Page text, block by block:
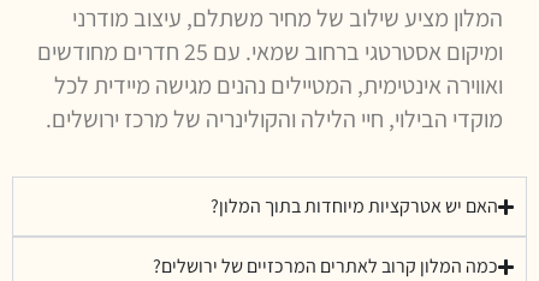
המלון מציע שילוב של מחיר משתלם, עיצוב מודרני
ומיקום אסטרטגי ברחוב שמאי. עם 25 חדרים מחודשים
ואווירה אינטימית, המטיילים נהנים מגישה מיידית לכל
מוקדי הבילוי, חיי הלילה והקולינריה של מרכז ירושלים.
האם יש אטרקציות מיוחדות בתוך המלון?
כמה המלון קרוב לאתרים המרכזיים של ירושלים?